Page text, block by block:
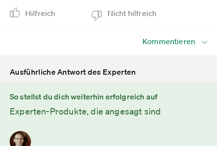
Hilfreich Nicht hilfreich
Kommentieren
Ausführliche Antwort des Experten
So stellst du dich weiterhin erfolgreich auf
Experten-Produkte, die angesagt sind